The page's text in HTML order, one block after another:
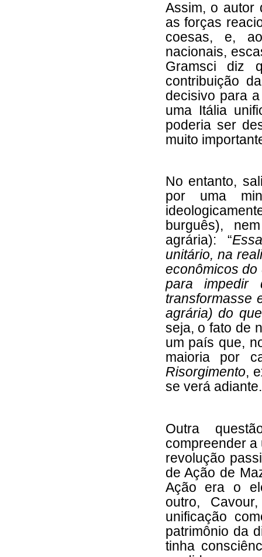
Assim, o autor
as forças
coesas, e,
nacionais,
Gramsci diz
contribuição
decisivo para
uma Itália
poderia ser
muito
No entanto,
por uma
burguês),
agrária): “
unitário, na
econômicos
para
transformasse
agrária) do
seja, o fato de
um país que,
maioria por
Risorgimento,
se verá adiante.
Outra
compreender a
revolução
de Ação de
Ação era o
outro,
unificação
patrimônio da
tinha